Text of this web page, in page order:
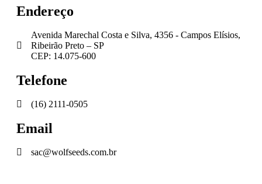
Endereço
Avenida Marechal Costa e Silva, 4356 - Campos Elísios,
Ribeirão Preto – SP
CEP: 14.075-600
Telefone
(16) 2111-0505
Email
sac@wolfseeds.com.br